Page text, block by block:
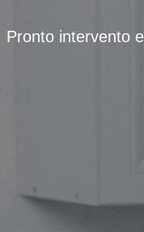
Pronto intervento